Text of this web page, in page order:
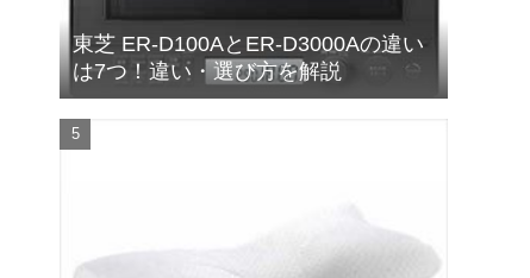
東芝 ER-D100AとER-D3000Aの違い
は7つ！違い・選び方を解説